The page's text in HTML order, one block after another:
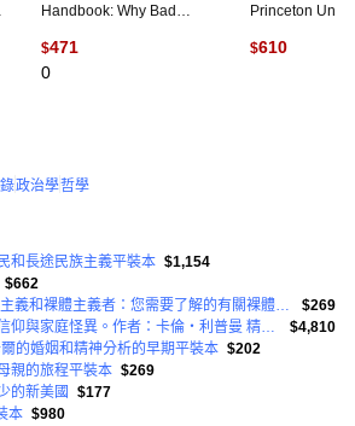
Handbook: Why Bad
Always Good Politics 平裝
版, PublicAffairs, 英文
$471
0
Princeton
$610
政治學哲學
和長途民族主義平裝本 $1,154
$662
裸體主義完整指南 自然主義和裸體主義者：您需要了解的有關裸體主義的一切。 （以及為什麼你應該嘗試它）平裝本
$269
與鬼魂同居：知識經驗信仰與家庭怪異。作者：卡倫‧利普曼 精裝本
$4,810
的婚姻和精神分析的早期平裝本 $202
親的旅程平裝本 $269
的新美國
$177
本 $980